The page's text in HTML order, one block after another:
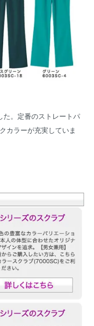
た。定番のストレートパ
カラーが充実していま